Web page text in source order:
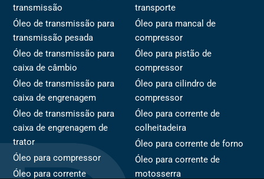
transmissão
Óleo de transmissão para
transmissão pesada
Óleo de transmissão para
caixa de câmbio
Óleo de transmissão para
caixa de engrenagem
Óleo de transmissão para
caixa de engrenagem de
trator
Óleo para compressor
Óleo para corrente
transporte
Óleo para mancal de
compressor
Óleo para pistão de
compressor
Óleo para cilindro de
compressor
Óleo para corrente de
colheitadeira
Óleo para corrente de forno
Óleo para corrente de
motosserra